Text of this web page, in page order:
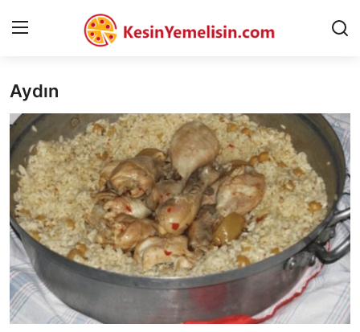
AnaSayfa
Gizlilik Sözleşmesi
Rüya Tabirleri
Diyet & Sağlıklı Beslenme
İletişim
Şehirler
Helal Gıda & Dini Hükümler
Aydın